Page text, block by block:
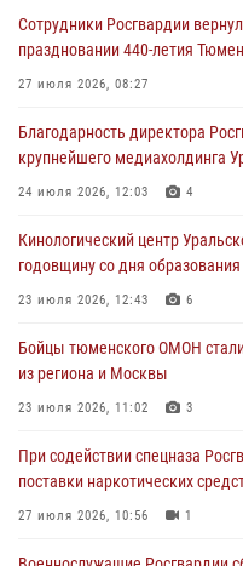
Росгвардейцы в Тюменской
армии Ивана Кирилловича
05 августа 2026, 11:03
В Тюмени офицер Росгвардии
мерах безопасного владения
05 августа 2026, 09:56
Военнослужащие Росгвардии
направлении
05 августа 2026, 05:35
Стальной характер
масштабных спортивных
05 августа 2026, 05:22
Сотрудники Росгвардии
праздновании 440-летия
27 июля 2026, 08:27
Благодарность директора
крупнейшего медиахолдинга
24 июля 2026, 12:03 4
Кинологический центр
годовщину со дня образования
23 июля 2026, 12:43 6
Бойцы тюменского ОМОН
из региона и Москвы
23 июля 2026, 11:02 3
При содействии спецназа
поставки наркотических
27 июля 2026, 10:56 1